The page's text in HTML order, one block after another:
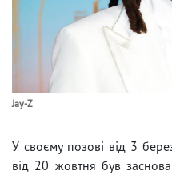
Jay-Z
У своєму позові від 3
від 20 жовтня був